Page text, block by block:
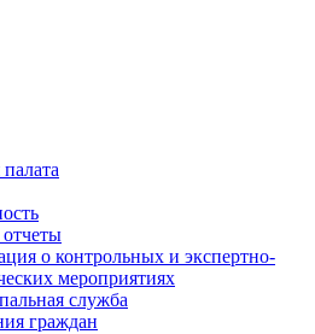
о контрольных и экспертно-
мероприятиях
служба
граждан